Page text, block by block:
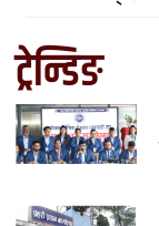
ट्रेन्डिङ